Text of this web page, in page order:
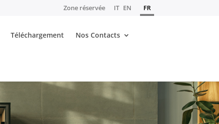
Zone réservée IT EN FR
Téléchargement Nos Contacts